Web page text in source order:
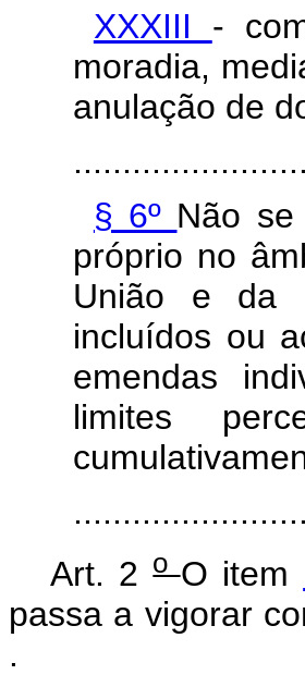
XXXIII -
moradia,
anulação de
§ 6º Não
próprio no
União e da
incluídos ou
emendas
limites
Art. 2o O item
passa a vigorar
.